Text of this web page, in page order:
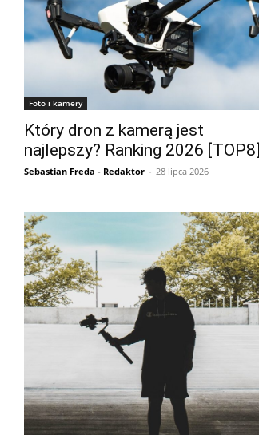
Foto i kamery
Który dron z kamerą jest
najlepszy? Ranking 2026 [TOP8]
Sebastian Freda - Redaktor - 28 lipca 2026